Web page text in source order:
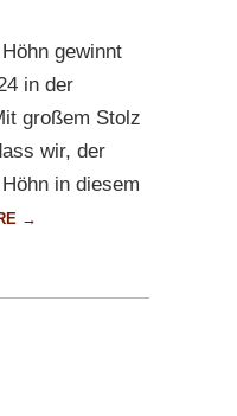
gewinnt
in der
großem Stolz
wir, der
in diesem
→